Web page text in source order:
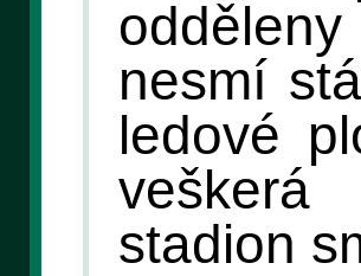
nesmí
ledové
stadion